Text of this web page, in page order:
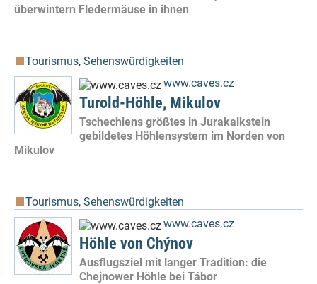
überwintern Fledermäuse in ihnen
Tourismus, Sehenswürdigkeiten
www.caves.cz
Turold-Höhle, Mikulov
Tschechiens größtes in Jurakalkstein
gebildetes Höhlensystem im Norden von
Mikulov
Tourismus, Sehenswürdigkeiten
www.caves.cz
Höhle von Chýnov
Ausflugsziel mit langer Tradition: die
Chejnower Höhle bei Tábor